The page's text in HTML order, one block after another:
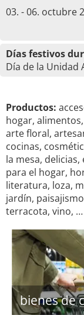
03. - 06. octubre
Días festivos
Día de la Unidad
Productos:
hogar,
arte floral,
cocinas,
la mesa,
para el hogar,
literatura, loza,
jardín,
terracota, vino, …
bienes de